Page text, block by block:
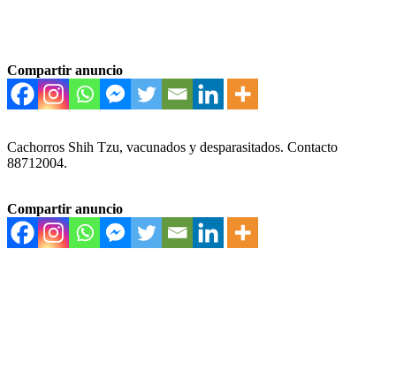
Compartir anuncio
Cachorros Shih Tzu, vacunados y desparasitados. Contacto
88712004.
Compartir anuncio